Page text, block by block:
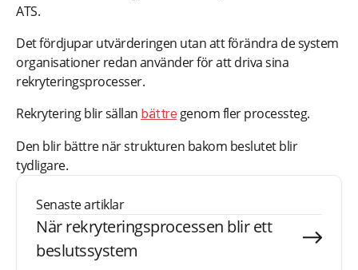
ATS.
Det fördjupar utvärderingen utan att förändra de system
organisationer redan använder för att driva sina
rekryteringsprocesser.
Rekrytering blir sällan bättre genom fler processteg.
Den blir bättre när strukturen bakom beslutet blir
tydligare.
Senaste artiklar
När rekryteringsprocessen blir ett
beslutssystem